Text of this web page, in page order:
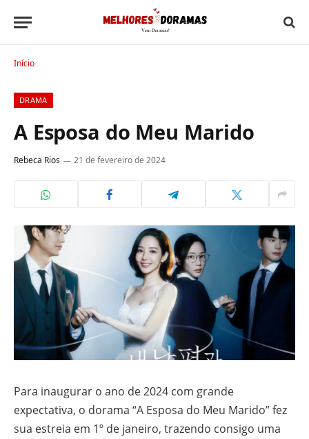
Início
DRAMA
A Esposa do Meu Marido
Rebeca Rios 21 de fevereiro de 2024
Para inaugurar o ano de 2024 com grande
expectativa, o dorama “A Esposa do Meu Marido” fez
sua estreia em 1º de janeiro, trazendo consigo uma